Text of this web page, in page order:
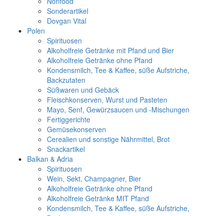
Sonderartikel
Dovgan Vital
Polen
Spirituosen
Alkoholfreie Getränke mit Pfand und Bier
Alkoholfreie Getränke ohne Pfand
Kondensmilch, Tee & Kaffee, süße Aufstriche,
Backzutaten
Süßwaren und Gebäck
Fleischkonserven, Wurst und Pasteten
Mayo, Senf, Gewürzsaucen und -Mischungen
Fertiggerichte
Gemüsekonserven
Cerealien und sonstige Nährmittel, Brot
Snackartikel
Balkan & Adria
Spirituosen
Wein, Sekt, Champagner, Bier
Alkoholfreie Getränke ohne Pfand
Alkoholfreie Getränke MIT Pfand
Kondensmilch, Tee & Kaffee, süße Aufstriche,